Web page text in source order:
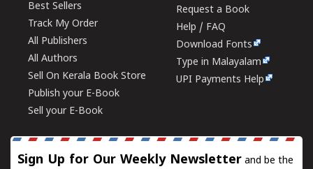
Best Sellers
Track My Order
All Publishers
All Authors
Sell On Kerala Book Store
Publish your E-Book
Sell your E-Book
Request a Book
Help / FAQ
Download Fonts
Type in Malayalam
UPI Payments Help
Sign Up for Our Weekly Newsletter and be the